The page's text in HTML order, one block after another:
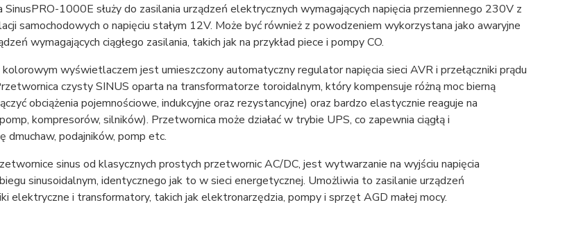
SinusPRO-1000E służy do zasilania urządzeń elektrycznych wymagających napięcia przemiennego 230V z
samochodowych o napięciu stałym 12V. Może być również z powodzeniem wykorzystana jako awaryjne
wymagających ciągłego zasilania, takich jak na przykład piece i pompy CO.
wyświetlaczem jest umieszczony automatyczny regulator napięcia sieci AVR i przełączniki prądu
czysty SINUS oparta na transformatorze toroidalnym, który kompensuje różną moc bierną
obciążenia pojemnościowe, indukcyjne oraz rezystancyjne) oraz bardzo elastycznie reaguje na
kompresorów, silników). Przetwornica może działać w trybie UPS, co zapewnia ciągłą i
dmuchaw, podajników, pomp etc.
sinus od klasycznych prostych przetwornic AC/DC, jest wytwarzanie na wyjściu napięcia
sinusoidalnym, identycznego jak to w sieci energetycznej. Umożliwia to zasilanie urządzeń
elektryczne i transformatory, takich jak elektronarzędzia, pompy i sprzęt AGD małej mocy.